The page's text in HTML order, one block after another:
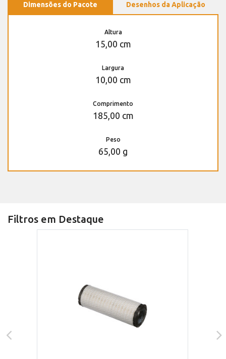
Dimensões do Pacote Desenhos da Aplicação
Altura
15,00 cm
Largura
10,00 cm
Comprimento
185,00 cm
Peso
65,00 g
Filtros em Destaque